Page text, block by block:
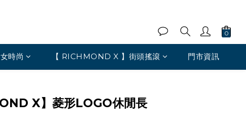
時尚 【 RICHMOND X 】街頭搖滾 門市資訊
X】菱形LOGO休閒長